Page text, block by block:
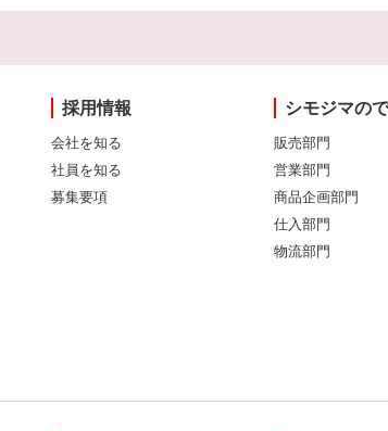
採用情報
会社を知る
社員を知る
募集要項
シモジマの
販売部門
営業部門
商品企画部門
仕入部門
物流部門